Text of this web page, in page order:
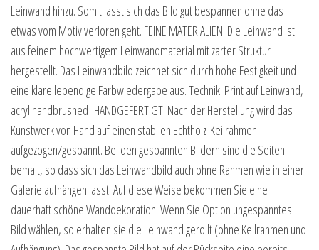
Leinwand hinzu. Somit lässt sich das Bild gut bespannen ohne das
etwas vom Motiv verloren geht. FEINE MATERIALIEN: Die Leinwand ist
aus feinem hochwertigem Leinwandmaterial mit zarter Struktur
hergestellt. Das Leinwandbild zeichnet sich durch hohe Festigkeit und
eine klare lebendige Farbwiedergabe aus. Technik: Print auf Leinwand,
acryl handbrushed HANDGEFERTIGT: Nach der Herstellung wird das
Kunstwerk von Hand auf einen stabilen Echtholz-Keilrahmen
aufgezogen/gespannt. Bei den gespannten Bildern sind die Seiten
bemalt, so dass sich das Leinwandbild auch ohne Rahmen wie in einer
Galerie aufhängen lässt. Auf diese Weise bekommen Sie eine
dauerhaft schöne Wanddekoration. Wenn Sie Option ungespanntes
Bild wählen, so erhalten sie die Leinwand gerollt (ohne Keilrahmen und